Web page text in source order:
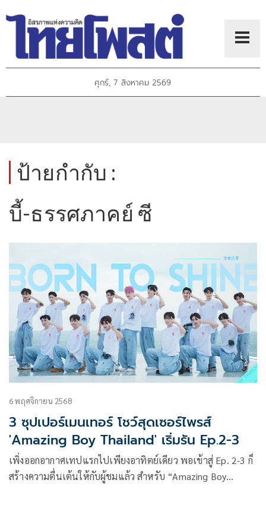
ศุกร์, 7 สิงหาคม 2569
ป้ายกำกับ :
บี้-ธรรศภาคย์ ซี
6 พฤศจิกายน 2568
3 ซุปเปอร์เมนเทอร์ โชว์สุดเซอร์ไพรส์
'Amazing Boy Thailand' เริ่มรัน Ep.2-3
เพิ่งออกอากาศเทปแรกไปเพียงอาทิตย์เดียว พอเข้าสู่ Ep. 2-3 ก็
สร้างความตื่นเต้นให้กับผู้ชมแล้ว สำหรับ “Amazing Boy